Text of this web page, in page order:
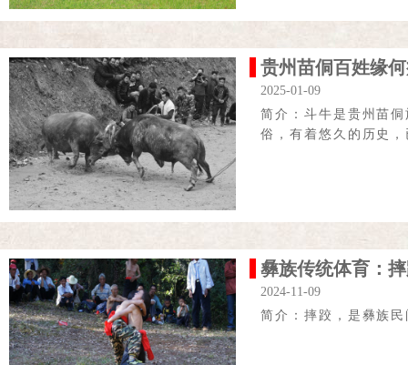
贵州苗侗百姓缘
2025-01-09
简介：斗牛是贵州苗
俗，有着悠久的历史
彝族传统体育：
2024-11-09
简介：摔跤，是彝族